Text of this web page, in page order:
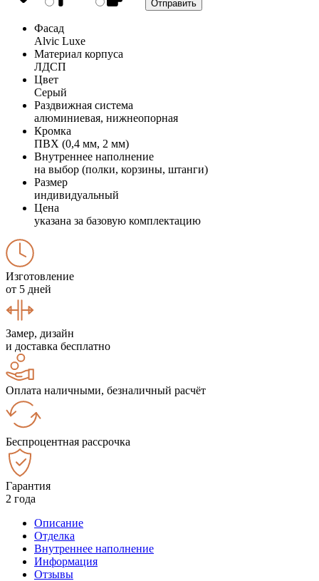
Фасад
Alvic Luxe
Материал корпуса
ЛДСП
Цвет
Серый
Раздвижная система
алюминиевая, нижнеопорная
Кромка
ПВХ (0,4 мм, 2 мм)
Внутреннее наполнение
на выбор (полки, корзины, штанги)
Размер
индивидуальный
Цена
указана за базовую комплектацию
Изготовление
от 5 дней
Замер, дизайн
и доставка бесплатно
Оплата наличными, безналичный расчёт
Беспроцентная рассрочка
Гарантия
2 года
Описание
Отделка
Внутреннее наполнение
Информация
Отзывы